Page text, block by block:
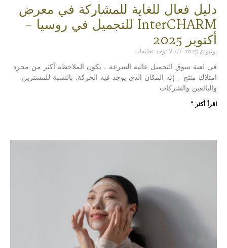
دليل فعال للغاية للمشاركة في معرض
InterCHARM للتجميل في روسيا –
أكتوبر 2025
يونيو 5, 2025 لا توجد تعليقات
في لعبة سوق التجميل عالية السرعة ، يكون الملاحظة أكثر من مجرد
امتلاك منتج – إنه المكان الذي يوجد فيه الحركة. بالنسبة للمشترين
والبائعين والشركات
اقرأ أكثر "